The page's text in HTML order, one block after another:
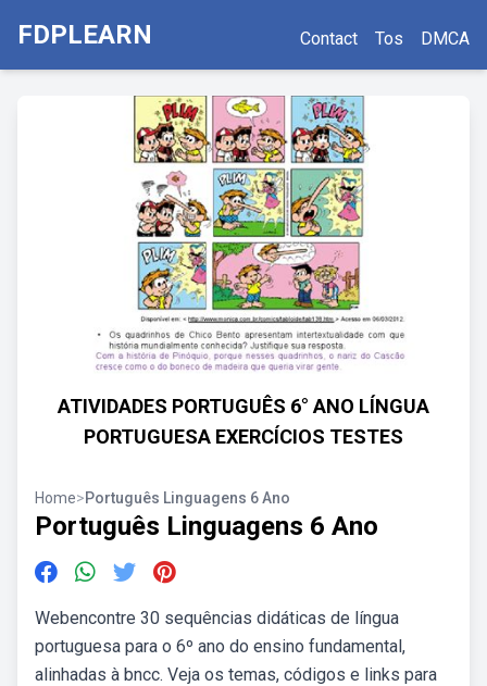
FDPLEARN Contact Tos DMCA
ATIVIDADES PORTUGUÊS 6° ANO LÍNGUA
PORTUGUESA EXERCÍCIOS TESTES
Home>Português Linguagens 6 Ano
Português Linguagens 6 Ano
Webencontre 30 sequências didáticas de língua
portuguesa para o 6º ano do ensino fundamental,
alinhadas à bncc. Veja os temas, códigos e links para